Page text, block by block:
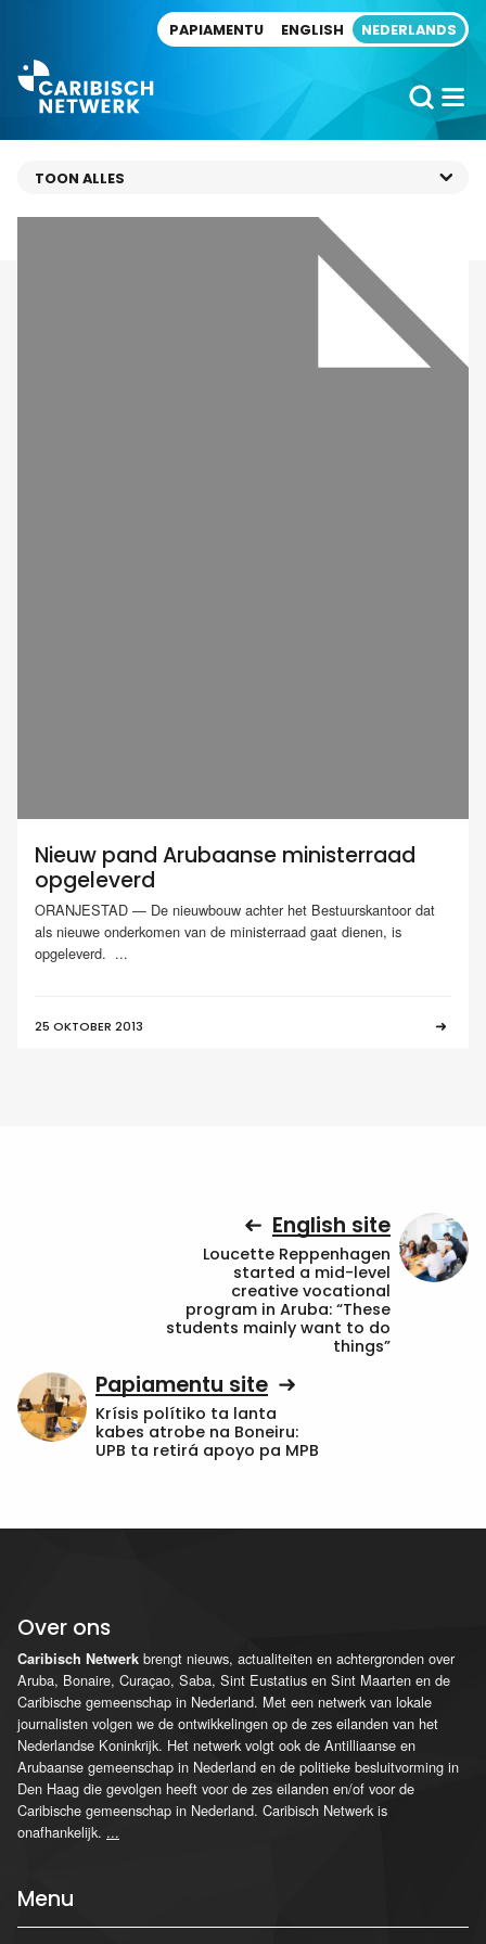
PAPIAMENTU ENGLISH NEDERLANDS
Nieuw pand Arubaanse ministerraad
opgeleverd
ORANJESTAD — De nieuwbouw achter het Bestuurskantoor dat
als nieuwe onderkomen van de ministerraad gaat dienen, is
opgeleverd. ...
25 OKTOBER 2013
English site
Loucette Reppenhagen
started a mid-level
creative vocational
program in Aruba: “These
students mainly want to do
things”
Papiamentu site
Krísis polítiko ta lanta
kabes atrobe na Boneiru:
UPB ta retirá apoyo pa MPB
Over ons
Caribisch Netwerk brengt nieuws, actualiteiten en achtergronden over
Aruba, Bonaire, Curaçao, Saba, Sint Eustatius en Sint Maarten en de
Caribische gemeenschap in Nederland. Met een netwerk van lokale
journalisten volgen we de ontwikkelingen op de zes eilanden van het
Nederlandse Koninkrijk. Het netwerk volgt ook de Antilliaanse en
Arubaanse gemeenschap in Nederland en de politieke besluitvorming in
Den Haag die gevolgen heeft voor de zes eilanden en/of voor de
Caribische gemeenschap in Nederland. Caribisch Netwerk is
onafhankelijk. ...
Menu